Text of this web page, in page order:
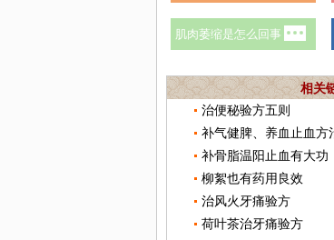
相关
治便秘验方五则
补气健脾、养血止血方
补骨脂温阳止血有大功
柳絮也有药用良效
治风火牙痛验方
荷叶茶治牙痛验方